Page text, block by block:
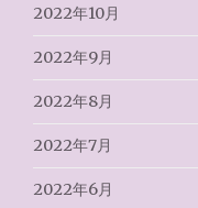
2022年10月
2022年9月
2022年8月
2022年7月
2022年6月